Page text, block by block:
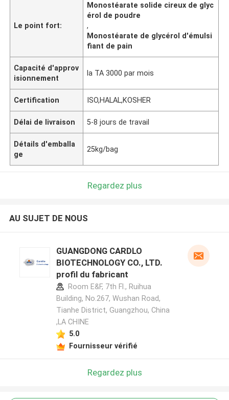
Le point fort:
Monostéarate solide cireux de glyc
érol de poudre
,
Monostéarate de glycérol d'émulsi
fiant de pain
Capacité d'approv
isionnement
la TA 3000 par mois
Certification ISO,HALAL,KOSHER
Délai de livraison 5-8 jours de travail
Détails d'emballa
ge
25kg/bag
Regardez plus
AU SUJET DE NOUS
GUANGDONG CARDLO
BIOTECHNOLOGY CO., LTD.
profil du fabricant
Room E&F, 7th Fl., Ruihua
Building, No.267, Wushan Road,
Tianhe District, Guangzhou, China
,LA CHINE
5.0
Fournisseur vérifié
Regardez plus